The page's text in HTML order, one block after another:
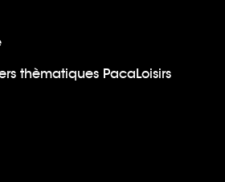
thèmatiques PacaLoisirs